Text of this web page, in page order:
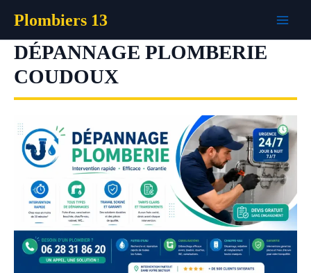
contenu
Plombiers 13
DÉPANNAGE PLOMBERIE
COUDOUX